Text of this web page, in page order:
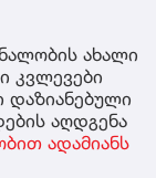
ახალი
კვლევები
დაზიანებული
აღდგენა
ადამიანს